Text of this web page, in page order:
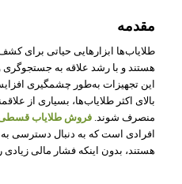
مقدمه
طلایاب‌ها ابزارهایی حیاتی برای
هستند و با رشد علاقه به جستجوگری
این تجهیزات به‌طور چشمگیری
بالای اکثر طلایاب‌ها، بسیاری از
منصرف شوند. فروش طلایاب
افرادی است که به دنبال دسترسی
هستند، بدون اینکه فشار مالی زیادی